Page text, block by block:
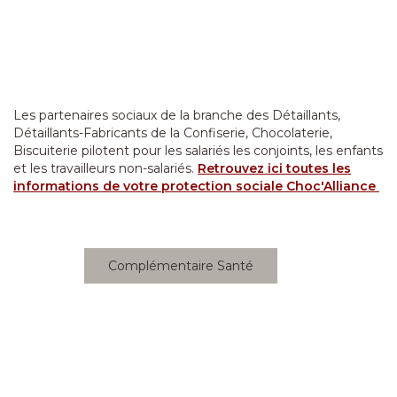
Les partenaires sociaux de la branche des Détaillants,
Détaillants-Fabricants de la Confiserie, Chocolaterie,
Biscuiterie pilotent pour les salariés les conjoints, les enfants
et les travailleurs non-salariés. Retrouvez ici toutes les
informations de votre protection sociale Choc'Alliance
Complémentaire Santé